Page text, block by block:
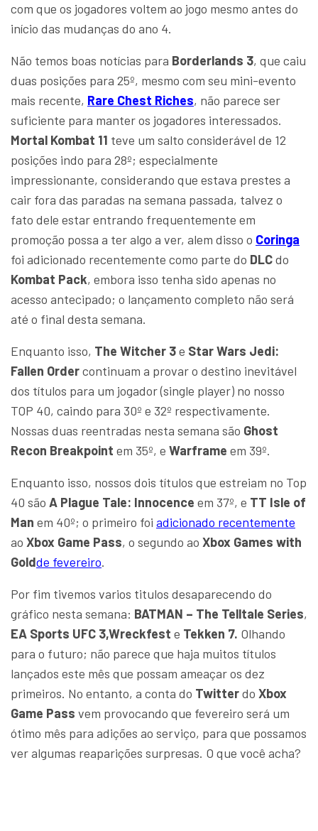
com que os jogadores voltem ao jogo mesmo antes do
início das mudanças do ano 4.
Não temos boas notícias para Borderlands 3, que caiu
duas posições para 25º, mesmo com seu mini-evento
mais recente, Rare Chest Riches, não parece ser
suficiente para manter os jogadores interessados.
Mortal Kombat 11 teve um salto considerável de 12
posições indo para 28º; especialmente
impressionante, considerando que estava prestes a
cair fora das paradas na semana passada, talvez o
fato dele estar entrando frequentemente em
promoção possa a ter algo a ver, alem disso o Coringa
foi adicionado recentemente como parte do DLCdo
Kombat Pack, embora isso tenha sido apenas no
acesso antecipado; o lançamento completo não será
até o final desta semana.
Enquanto isso, The Witcher 3e Star Wars Jedi:
Fallen Ordercontinuam a provar o destino inevitável
dos títulos para um jogador (single player) no nosso
TOP 40, caindo para 30º e 32º respectivamente.
Nossas duas reentradas nesta semana são Ghost
Recon Breakpoint em 35º, e Warframe em 39º.
Enquanto isso, nossos dois títulos que estreiam no Top
40 são A Plague Tale: Innocence em 37º, e TT Isle of
Man em 40º; o primeiro foi adicionado recentemente
ao Xbox Game Pass, o segundo ao Xbox Games with
Goldde fevereiro.
Por fim tivemos varios titulos desaparecendo do
gráfico nesta semana: BATMAN – The Telltale Series,
EA Sports UFC 3,Wreckfest e Tekken 7. Olhando
para o futuro; não parece que haja muitos títulos
lançados este mês que possam ameaçar os dez
primeiros. No entanto, a conta do Twitterdo Xbox
Game Pass vem provocando que fevereiro será um
ótimo mês para adições ao serviço, para que possamos
ver algumas reaparições surpresas. O que você acha?